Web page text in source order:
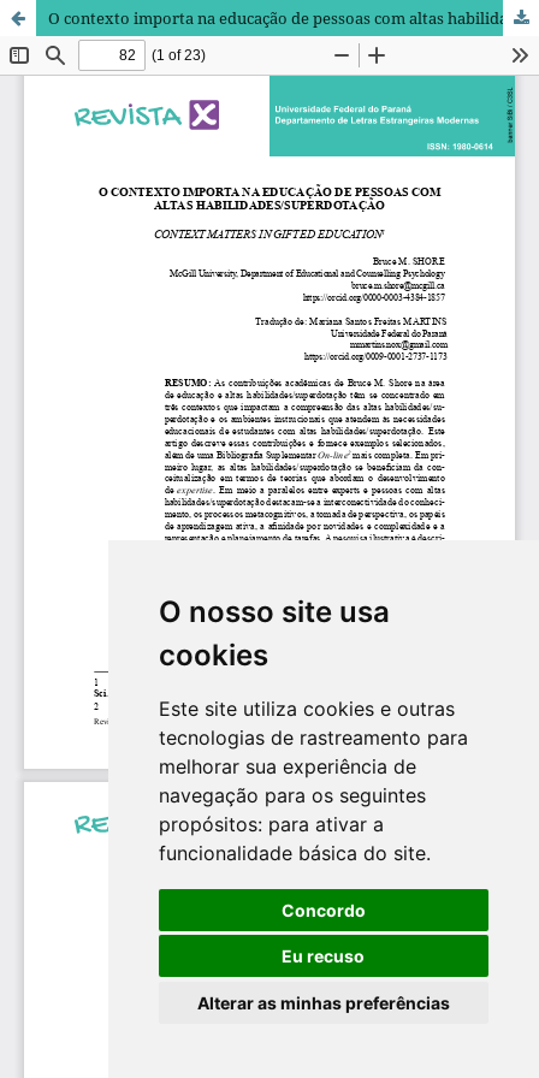
O nosso site usa
cookies
Este site utiliza cookies e outras
tecnologias de rastreamento para
melhorar sua experiência de
navegação para os seguintes
propósitos: para ativar a
funcionalidade básica do site.
Concordo
Eu recuso
Alterar as minhas preferências
O contexto importa na educação de pessoas com altas habilidades/superdotação